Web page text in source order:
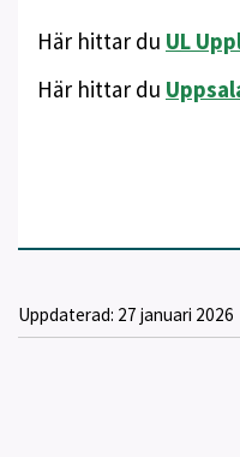
Här hittar du UL
Här hittar du
Uppdaterad: 27 januari 2026